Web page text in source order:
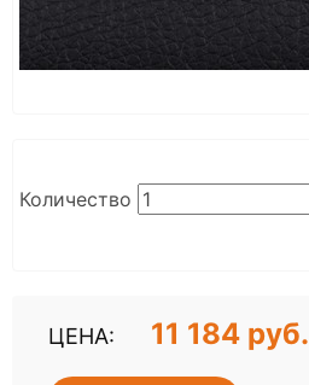
Количество
ЦЕНА: 11 184 руб.